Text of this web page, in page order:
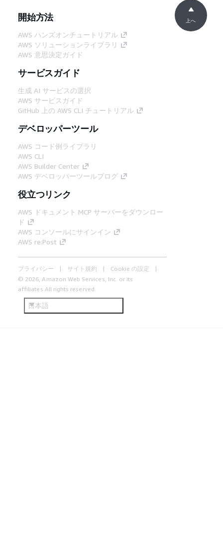
開始方法
AWS ハンズオンチュートリアル
AWS ソリューションライブラリ
AWS 意思決定ガイド
サービスガイド
生成 AI サービスの選択
AWS サービスガイド
GitHub 上の AWS CLI チュートリアル
デベロッパーツール
AWS コード例ライブラリ
AWS CLI
AWS Builder Center
AWS デベロッパーツールブログ
役立つリンク
AWS ドキュメント MCP サーバーをダウンロー
ド
AWS コンソールにサインイン
AWS re:Post
プライバシー サイト規約
Cookie の設定
© 2026, Amazon Web Services, Inc. or its
affiliates.All rights reserved.
日本語
上へ